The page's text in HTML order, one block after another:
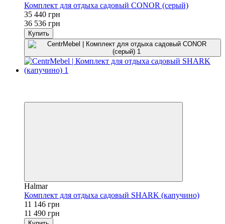
Комплект для отдыха садовый CONOR (серый)
35 440 грн
36 536 грн
Купить
Halmar
Комплект для отдыха садовый SHARK (капучино)
11 146 грн
11 490 грн